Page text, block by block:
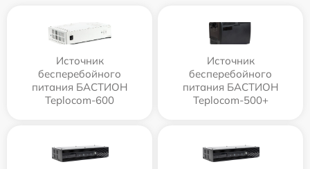
Источник
бесперебойного
питания БАСТИОН
Teplocom-600
Источник
бесперебойного
питания БАСТИОН
Teplocom-500+